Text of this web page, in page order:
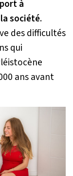
à
société.
des difficultés
qui
ans avant